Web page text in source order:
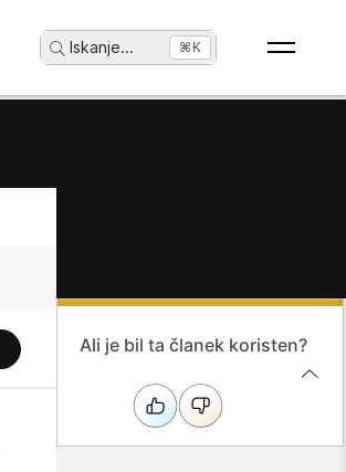
Iskanje... ⌘K
Ali je bil ta članek koristen?